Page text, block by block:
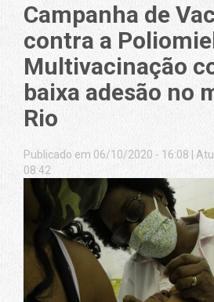
Campanha de
contra a
Multivacinação
baixa adesão no
Rio
Publicado em 06/10/2020 - 16:08
08:42